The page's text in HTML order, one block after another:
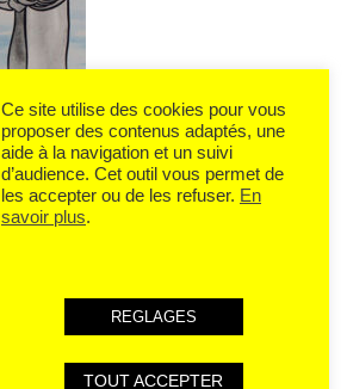
Ce site utilise des cookies pour vous
proposer des contenus adaptés, une
aide à la navigation et un suivi
d’audience. Cet outil vous permet de
les accepter ou de les refuser. En
savoir plus.
REGLAGES
TOUT ACCEPTER